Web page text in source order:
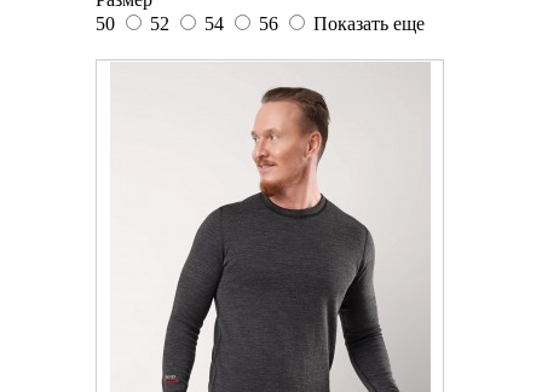
50
52 54 56 Показать еще